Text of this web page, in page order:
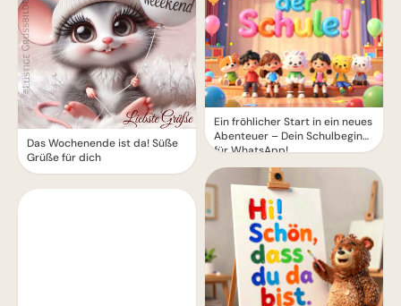
Das Wochenende ist da! Süße
Grüße für dich
Ein fröhlicher Start in ein neues
Abenteuer – Dein Schulbeginn
für WhatsApp!